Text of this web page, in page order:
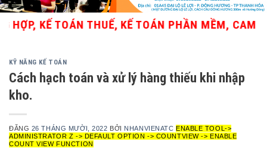
TOÁN THUẾ, KẾ TOÁN PHẦN MỀM, CAM KẾT
KỸ NĂNG KẾ TOÁN
Cách hạch toán và xử lý hàng thiếu khi nhập
kho.
ĐĂNG 26 THÁNG MƯỜI, 2022 BỞI NHANVIENATC ENABLE TOOL->
ADMINISTRATOR Z -> DEFAULT OPTION -> COUNTVIEW -> ENABLE
COUNT VIEW FUNCTION